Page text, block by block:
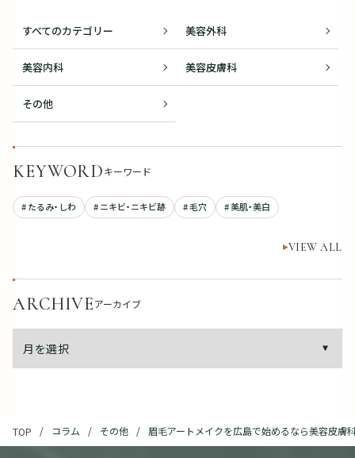
すべてのカテゴリー 美容外科
美容内科 美容皮膚科
その他
KEYWORDキーワード
# たるみ・しわ # ニキビ・ニキビ跡 # 毛穴 # 美肌・美白
VIEW ALL
ARCHIVEアーカイブ
TOP コラム その他 眉毛アートメイクを広島で始めるなら美容皮膚